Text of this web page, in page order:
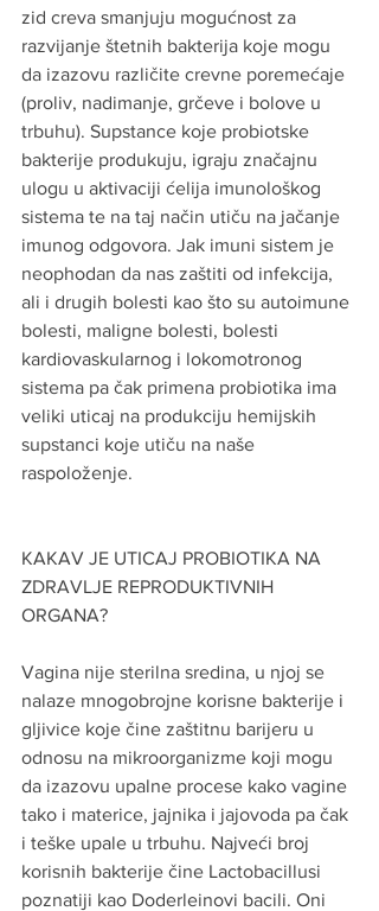
zid creva smanjuju mogućnost za
razvijanje štetnih bakterija koje mogu
da izazovu različite crevne poremećaje
(proliv, nadimanje, grčeve i bolove u
trbuhu). Supstance koje probiotske
bakterije produkuju, igraju značajnu
ulogu u aktivaciji ćelija imunološkog
sistema te na taj način utiču na jačanje
imunog odgovora. Jak imuni sistem je
neophodan da nas zaštiti od infekcija,
ali i drugih bolesti kao što su autoimune
bolesti, maligne bolesti, bolesti
kardiovaskularnog i lokomotronog
sistema pa čak primena probiotika ima
veliki uticaj na produkciju hemijskih
supstanci koje utiču na naše
raspoloženje.
KAKAV JE UTICAJ PROBIOTIKA NA
ZDRAVLJE REPRODUKTIVNIH
ORGANA?
Vagina nije sterilna sredina, u njoj se
nalaze mnogobrojne korisne bakterije i
gljivice koje čine zaštitnu barijeru u
odnosu na mikroorganizme koji mogu
da izazovu upalne procese kako vagine
tako i materice, jajnika i jajovoda pa čak
i teške upale u trbuhu. Najveći broj
korisnih bakterije čine Lactobacillusi
poznatiji kao Doderleinovi bacili. Oni